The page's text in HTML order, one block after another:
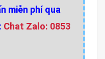
miễn phí qua
Chat Zalo: 0853